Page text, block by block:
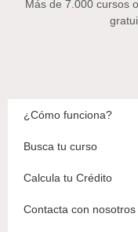
Más de 7.000 cursos
¿Cómo funciona?
Busca tu curso
Calcula tu Crédito
Contacta con nosotros